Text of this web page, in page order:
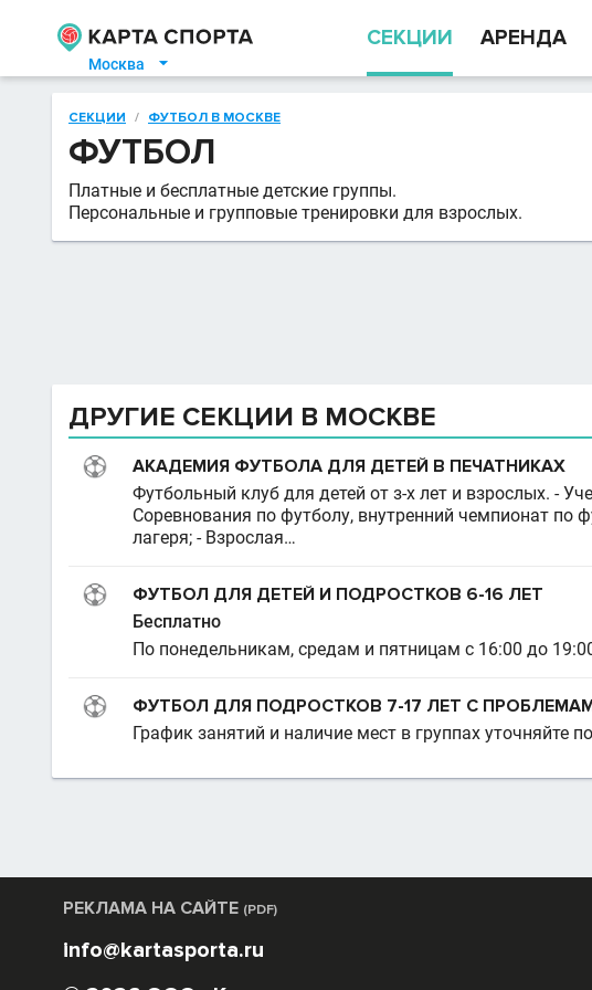
Москва 
СЕКЦИИ АРЕНДА
СЕКЦИИ / ФУТБОЛ В МОСКВЕ
ФУТБОЛ
Платные и бесплатные детские группы.
Персональные и групповые тренировки для взрослых.
ДРУГИЕ СЕКЦИИ В МОСКВЕ
АКАДЕМИЯ ФУТБОЛА ДЛЯ ДЕТЕЙ В ПЕЧАТНИКАХ
Футбольный клуб для детей от з-х лет и взрослых. -
Соревнования по футболу, внутренний чемпионат по
лагеря; - Взрослая…
ФУТБОЛ ДЛЯ ДЕТЕЙ И ПОДРОСТКОВ 6-16 ЛЕТ
Бесплатно
По понедельникам, средам и пятницам с 16:00 до
ФУТБОЛ ДЛЯ ПОДРОСТКОВ 7-17 ЛЕТ С
График занятий и наличие мест в группах уточняйте
РЕКЛАМА НА САЙТЕ (PDF)
info@kartasporta.ru